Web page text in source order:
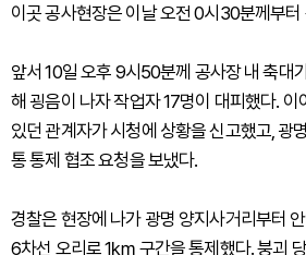
이곳 공사현장은 이날 오전 0시30분께부
앞서 10일 오후 9시50분께 공사장 내 축대
해 굉음이 나자 작업자 17명이 대피했다. 이
있던 관계자가 시청에 상황을 신고했고, 광
통 통제 협조 요청을 보냈다.
경찰은 현장에 나가 광명 양지사거리부터
6차선 오리로 1㎞ 구간을 통제했다. 붕괴